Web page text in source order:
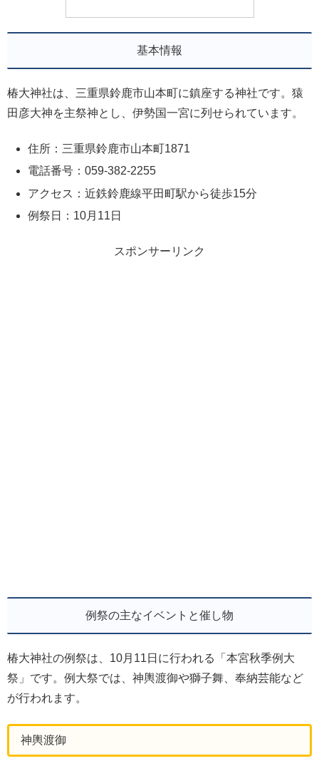
基本情報
椿大神社は、三重県鈴鹿市山本町に鎮座する神社です。猿
田彦大神を主祭神とし、伊勢国一宮に列せられています。
住所：三重県鈴鹿市山本町1871
電話番号：059-382-2255
アクセス：近鉄鈴鹿線平田町駅から徒歩15分
例祭日：10月11日
スポンサーリンク
例祭の主なイベントと催し物
椿大神社の例祭は、10月11日に行われる「本宮秋季例大
祭」です。例大祭では、神輿渡御や獅子舞、奉納芸能など
が行われます。
神輿渡御